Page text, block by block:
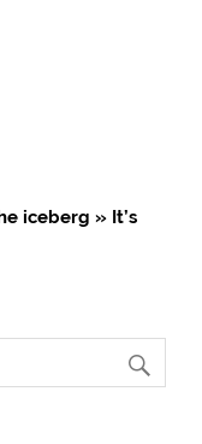
iceberg » It’s